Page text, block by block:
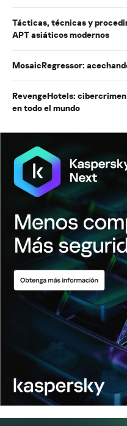
Tácticas, técnicas y
APT asiáticos modernos
MosaicRegressor:
RevengeHotels:
en todo el mundo